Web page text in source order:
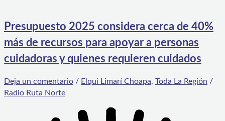
Presupuesto 2025 considera cerca de 40%
más de recursos para apoyar a personas
cuidadoras y quienes requieren cuidados
Deja un comentario / Elqui Limarí Choapa, Toda La Región /
Radio Ruta Norte